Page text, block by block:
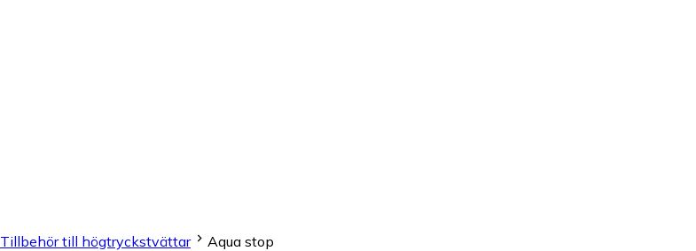
Tillbehör till högtryckstvättar Aqua stop